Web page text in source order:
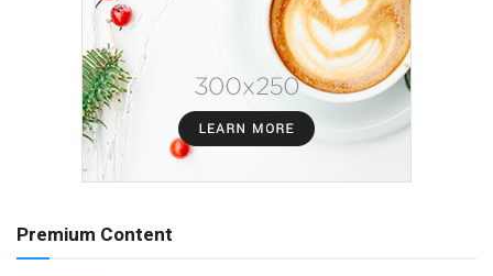
Premium Content